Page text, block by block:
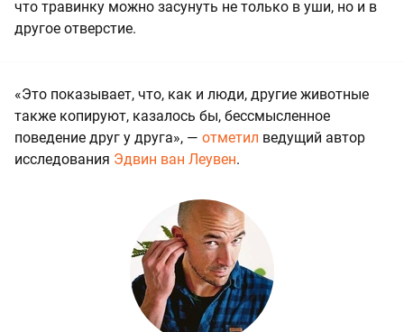
что травинку можно засунуть не только в уши, но и в
другое отверстие.
«Это показывает, что, как и люди, другие животные
также копируют, казалось бы, бессмысленное
поведение друг у друга», — отметил ведущий автор
исследования Эдвин ван Леувен.